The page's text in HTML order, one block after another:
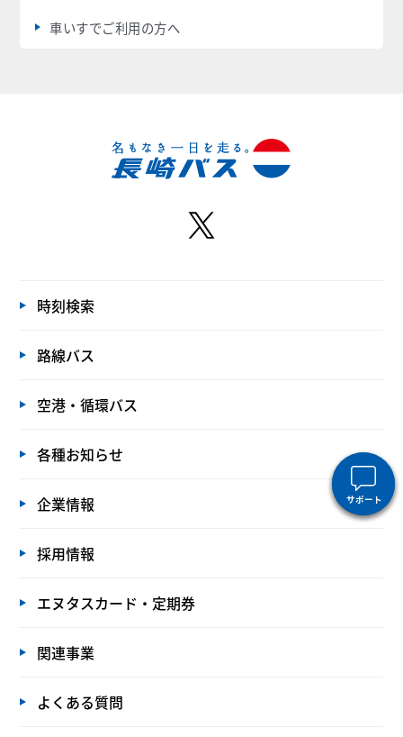
車いすでご利用の方へ
サポート
サポート
時刻検索
路線バス
空港・循環バス
各種お知らせ
企業情報
採用情報
エヌタスカード・定期券
関連事業
よくある質問